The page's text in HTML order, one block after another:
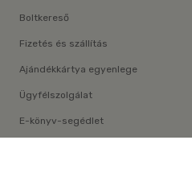
Boltkereső
Fizetés és szállítás
Ajándékkártya egyenlege
Ügyfélszolgálat
E-könyv-segédlet